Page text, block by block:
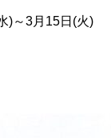
)～3月15日(火)